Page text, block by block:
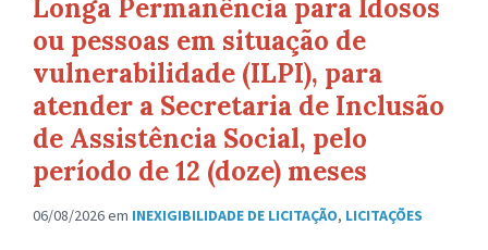
Longa Permanência para Idosos
ou pessoas em situação de
vulnerabilidade (ILPI), para
atender a Secretaria de Inclusão
de Assistência Social, pelo
período de 12 (doze) meses
06/08/2026em INEXIGIBILIDADE DE LICITAÇÃO, LICITAÇÕES